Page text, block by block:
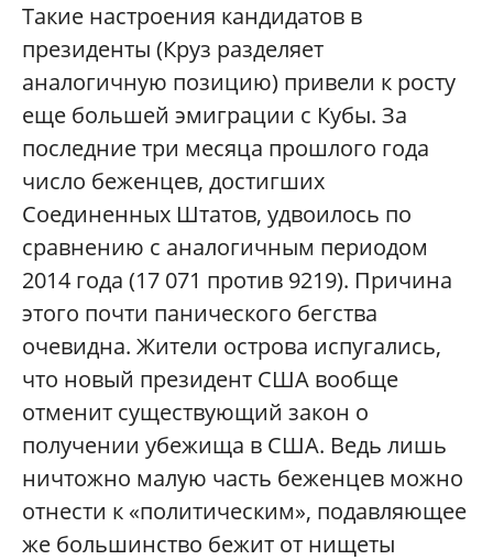
Такие настроения кандидатов в
президенты (Круз разделяет
аналогичную позицию) привели к росту
еще большей эмиграции с Кубы. За
последние три месяца прошлого года
число беженцев, достигших
Соединенных Штатов, удвоилось по
сравнению с аналогичным периодом
2014 года (17 071 против 9219). Причина
этого почти панического бегства
очевидна. Жители острова испугались,
что новый президент США вообще
отменит существующий закон о
получении убежища в США. Ведь лишь
ничтожно малую часть беженцев можно
отнести к «политическим», подавляющее
же большинство бежит от нищеты